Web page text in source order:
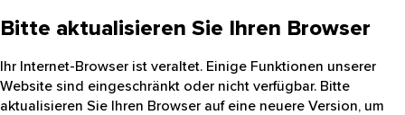
Bitte aktualisieren Sie Ihren Browser
Ihr Internet-Browser ist veraltet. Einige Funktionen unserer
Website sind eingeschränkt oder nicht verfügbar. Bitte
aktualisieren Sie Ihren Browser auf eine neuere Version, um